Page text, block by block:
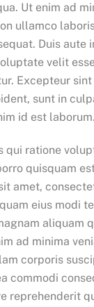
Ut enim ad
ullamco
Duis aute
velit
Excepteur
sunt in
id est laborum.
qui ratione
quisquam
amet,
eius modi
aliquam
ad minima
corporis
commodi
reprehenderit